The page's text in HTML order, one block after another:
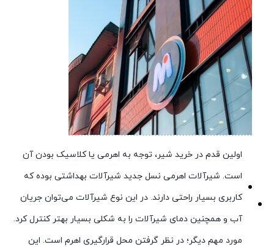
اولین قدم در خرید شیر، توجه به اهرمی یا کلاسیک بودن آن
است. شیرآلات اهرمی نسل جدید شیرآلات بهداشتی بوده که
کاربری بسیار راحتی دارند. در این نوع شیرآلات می‌توان جریان
آب و همچنین دمای شیرآلات را به شکلی بسیار بهتر کنترل کرد.
مورد مهم دیگر؛ در نظر گرفتن محل قرارگیری اهرم است. این